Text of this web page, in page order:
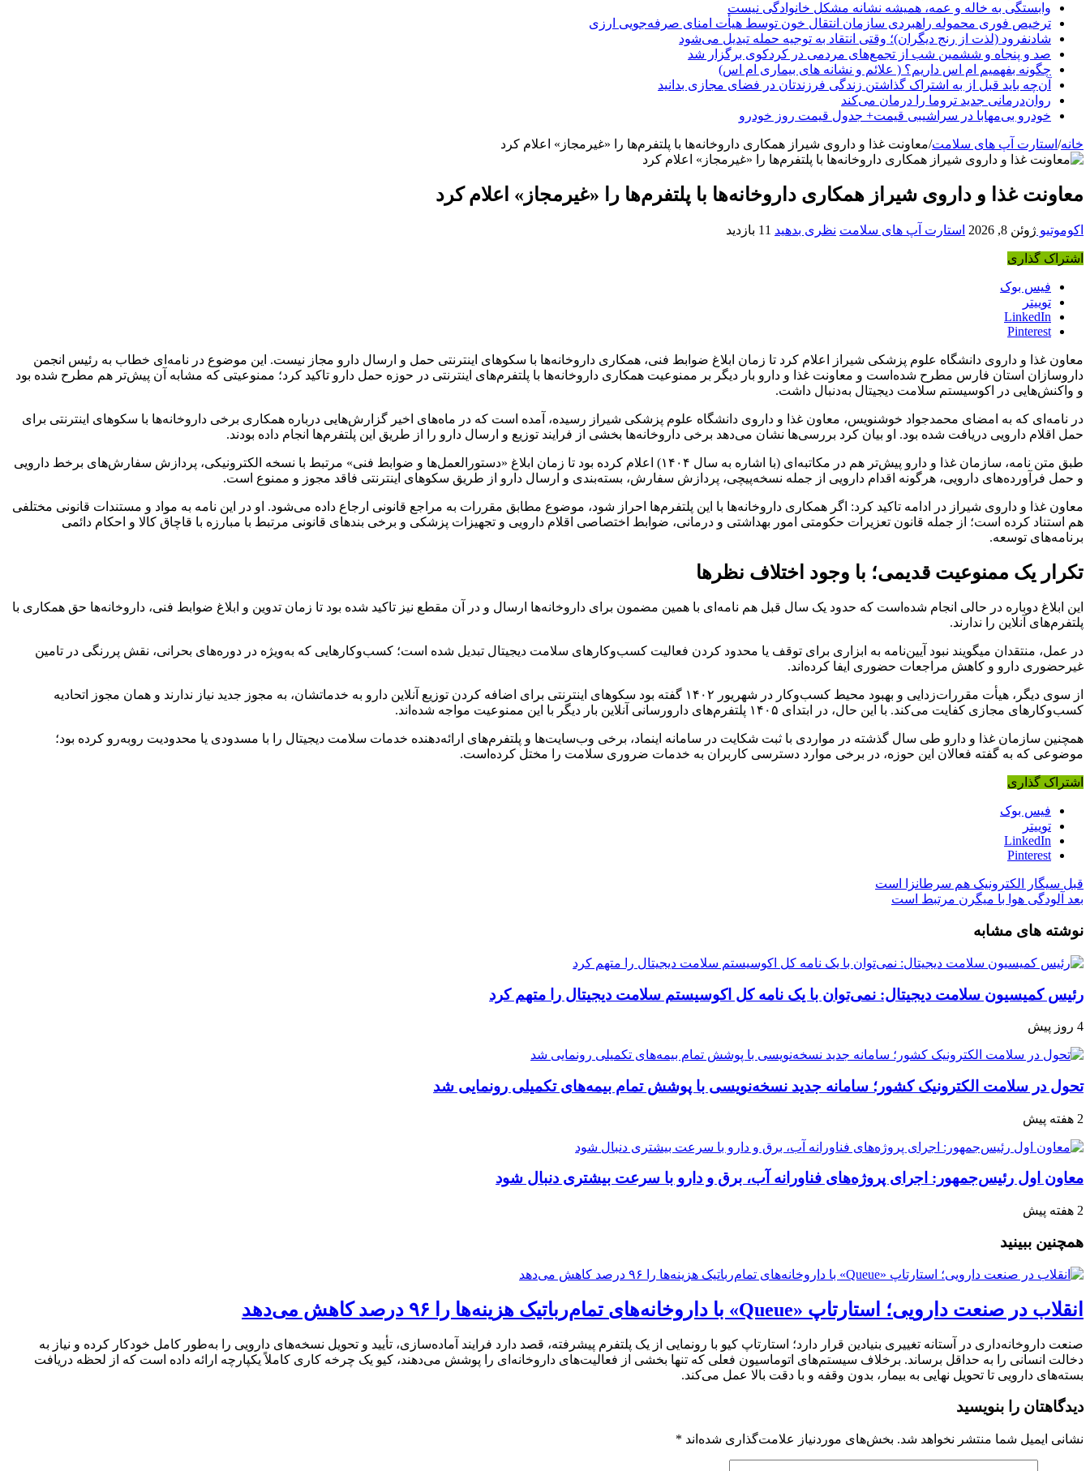
وابستگی به خاله و عمه، همیشه نشانه مشکل خانوادگی نیست
ترخیص فوری محموله راهبردی سازمان انتقال خون توسط هیأت امنای صرفه‌جویی ارزی
شادنفرود (لذت از رنج دیگران)؛ وقتی انتقاد به توجیه حمله تبدیل می‌شود
صد و پنجاه‌ و ششمین شب از تجمع‌های مردمی در کردکوی برگزار شد
چگونه بفهمیم ام اس داریم؟ ( علائم و نشانه های بیماری ام اس)
آن‌چه باید قبل از به اشتراک گذاشتن زندگی فرزندتان در فضای مجازی بدانید
روان‌درمانی جدید تروما را درمان می‌کند
خودرو بی‌مهابا در سراشیبی قیمت+ جدول قیمت روز خودرو
خانه/ استارت آپ های سلامت/معاونت غذا و داروی شیراز همکاری داروخانه‌ها با پلتفرم‌ها را «غیرمجاز» اعلام کرد
معاونت غذا و داروی شیراز همکاری داروخانه‌ها با پلتفرم‌ها را «غیرمجاز» اعلام کرد
اکوموتیو ژوئن 8, 2026 استارت آپ های سلامت نظری بدهید 11 بازدید
اشتراک گذاری
فیس بوک
توییتر
LinkedIn
Pinterest
معاون غذا و داروی دانشگاه علوم پزشکی شیراز اعلام کرد تا زمان ابلاغ ضوابط فنی، همکاری داروخانه‌ها با سکوهای اینترنتی حمل و ارسال دارو مجاز نیست. این موضوع در نامه‌ای خطاب به رئیس انجمن
داروسازان استان فارس مطرح شده‌است و معاونت غذا و دارو بار دیگر بر ممنوعیت همکاری داروخانه‌ها با پلتفرم‌های اینترنتی در حوزه حمل دارو تاکید کرد؛ ممنوعیتی که مشابه آن پیش‌تر هم مطرح شده بود
و واکنش‌هایی در اکوسیستم سلامت دیجیتال به‌دنبال داشت.
در نامه‌ای که به امضای محمدجواد خوشنویس، معاون غذا و داروی دانشگاه علوم پزشکی شیراز رسیده، آمده است که در ماه‌های اخیر گزارش‌هایی درباره همکاری برخی داروخانه‌ها با سکوهای اینترنتی برای
حمل اقلام دارویی دریافت شده بود. او بیان کرد بررسی‌ها نشان می‌دهد برخی داروخانه‌ها بخشی از فرایند توزیع و ارسال دارو را از طریق این پلتفرم‌ها انجام داده بودند.
طبق متن نامه، سازمان غذا و دارو پیش‌تر هم در مکاتبه‌ای (با اشاره به سال ۱۴۰۴) اعلام کرده بود تا زمان ابلاغ «دستورالعمل‌ها و ضوابط فنی» مرتبط با نسخه الکترونیکی، پردازش سفارش‌های برخط دارویی
و حمل فرآورده‌های دارویی، هرگونه اقدام دارویی از جمله نسخه‌پیچی، پردازش سفارش، بسته‌بندی و ارسال دارو از طریق سکوهای اینترنتی فاقد مجوز و ممنوع است.
معاون غذا و داروی شیراز در ادامه تاکید کرد: اگر همکاری داروخانه‌ها با این پلتفرم‌ها احراز شود، موضوع مطابق مقررات به مراجع قانونی ارجاع داده می‌شود. او در این نامه به مواد و مستندات قانونی مختلفی
هم استناد کرده است؛ از جمله قانون تعزیرات حکومتی امور بهداشتی و درمانی، ضوابط اختصاصی اقلام دارویی و تجهیزات پزشکی و برخی بندهای قانونی مرتبط با مبارزه با قاچاق کالا و احکام دائمی
برنامه‌های توسعه.
تکرار یک ممنوعیت قدیمی؛ با وجود اختلاف نظرها
این ابلاغ دوباره در حالی انجام شده‌است که حدود یک سال قبل هم نامه‌ای با همین مضمون برای داروخانه‌ها ارسال و در آن مقطع نیز تاکید شده بود تا زمان تدوین و ابلاغ ضوابط فنی، داروخانه‌ها حق همکاری با
پلتفرم‌های آنلاین را ندارند.
در عمل، منتقدان میگویند نبود آیین‌نامه به ابزاری برای توقف یا محدود کردن فعالیت کسب‌وکارهای سلامت دیجیتال تبدیل شده است؛ کسب‌وکارهایی که به‌ویژه در دوره‌های بحرانی، نقش پررنگی در تامین
غیرحضوری دارو و کاهش مراجعات حضوری ایفا کرده‌اند.
از سوی دیگر، هیأت مقررات‌زدایی و بهبود محیط کسب‌وکار در شهریور ۱۴۰۲ گفته بود سکوهای اینترنتی برای اضافه کردن توزیع آنلاین دارو به خدماتشان، به مجوز جدید نیاز ندارند و همان مجوز اتحادیه
کسب‌وکارهای مجازی کفایت می‌کند. با این حال، در ابتدای ۱۴۰۵ پلتفرم‌های دارورسانی آنلاین بار دیگر با این ممنوعیت مواجه شده‌اند.
همچنین سازمان غذا و دارو طی سال گذشته در مواردی با ثبت شکایت در سامانه اینماد، برخی وب‌سایت‌ها و پلتفرم‌های ارائه‌دهنده خدمات سلامت دیجیتال را با مسدودی یا محدودیت روبه‌رو کرده بود؛
موضوعی که به گفته فعالان این حوزه، در برخی موارد دسترسی کاربران به خدمات ضروری سلامت را مختل کرده‌است.
اشتراک گذاری
فیس بوک
توییتر
LinkedIn
Pinterest
قبل سیگار الکترونیک هم سرطانزا است
بعد آلودگی هوا با میگرن مرتبط است
نوشته های مشابه
رئیس کمیسیون سلامت دیجیتال: نمی‌توان با یک نامه کل اکوسیستم سلامت دیجیتال را متهم کرد
4 روز پیش
تحول در سلامت الکترونیک کشور؛ سامانه جدید نسخه‌نویسی با پوشش تمام بیمه‌های تکمیلی رونمایی شد
2 هفته پیش
معاون اول رئیس‌جمهور: اجرای پروژه‌های فناورانه آب، برق و دارو با سرعت بیشتری دنبال شود
2 هفته پیش
همچنین ببینید
انقلاب در صنعت دارویی؛ استارتاپ «Queue» با داروخانه‌های تمام‌رباتیک هزینه‌ها را ۹۶ درصد کاهش می‌دهد
صنعت داروخانه‌داری در آستانه تغییری بنیادین قرار دارد؛ استارتاپ کیو با رونمایی از یک پلتفرم پیشرفته، قصد دارد فرایند آماده‌سازی، تأیید و تحویل نسخه‌های دارویی را به‌طور کامل خودکار کرده و نیاز به
دخالت انسانی را به حداقل برساند. برخلاف سیستم‌های اتوماسیون فعلی که تنها بخشی از فعالیت‌های داروخانه‌ای را پوشش می‌دهند، کیو یک چرخه کاری کاملاً یکپارچه ارائه داده است که از لحظه دریافت
بسته‌های دارویی تا تحویل نهایی به بیمار، بدون وقفه و با دقت بالا عمل می‌کند.
دیدگاهتان را بنویسید
نشانی ایمیل شما منتشر نخواهد شد. بخش‌های موردنیاز علامت‌گذاری شده‌اند *